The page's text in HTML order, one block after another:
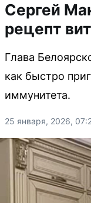
Сергей
рецепт
Глава
как быстро
иммунитета.
25 января, 2026,